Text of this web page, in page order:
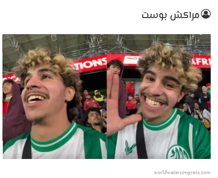
مراكش بوست
worldwatercongress.com